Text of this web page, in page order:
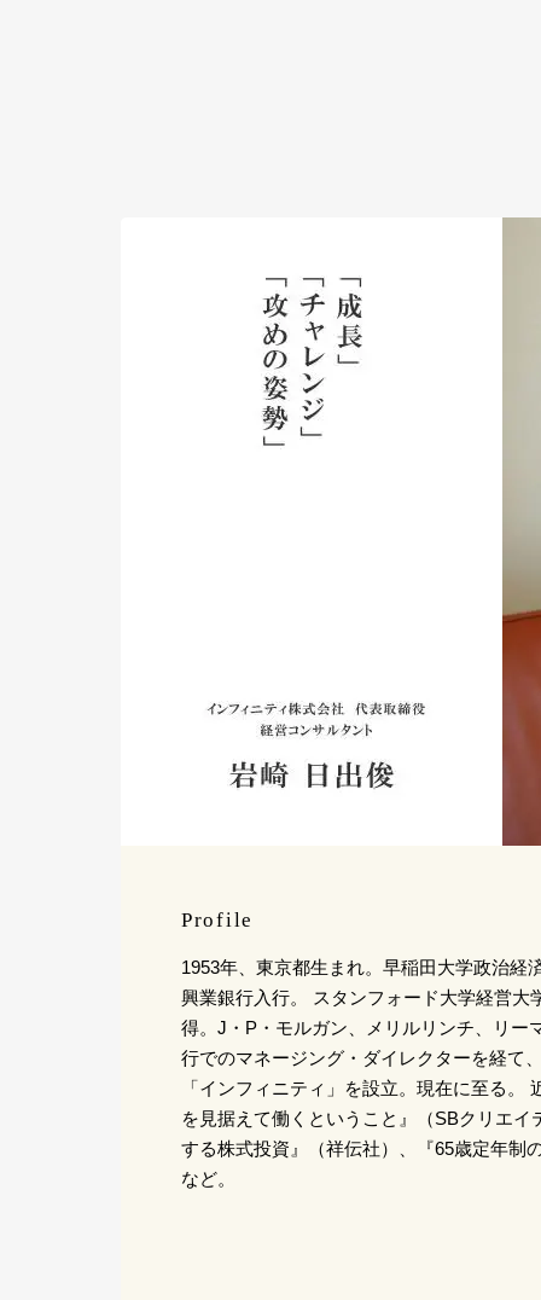
Profile
1953年、東京都生まれ。早稲田大学政治経
興業銀行入行。 スタンフォード大学経営大
得。J・P・モルガン、メリルリンチ、リー
行でのマネージング・ダイレクターを経て
「インフィニティ」を設立。現在に至る。
を見据えて働くということ』（SBクリエ
する株式投資』（祥伝社）、『65歳定年制
など。